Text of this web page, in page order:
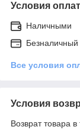
Условия
Наличными
Безналичный
Все условия
Условия
Возврат товара